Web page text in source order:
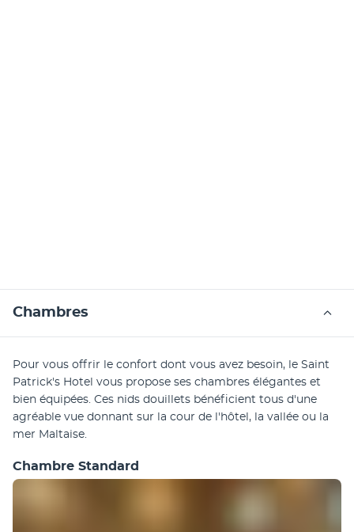
Chambres
Pour vous offrir le confort dont vous avez besoin, le Saint
Patrick's Hotel vous propose ses chambres élégantes et
bien équipées. Ces nids douillets bénéficient tous d'une
agréable vue donnant sur la cour de l'hôtel, la vallée ou la
mer Maltaise.
Chambre Standard